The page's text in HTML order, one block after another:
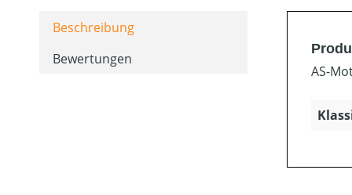
Beschreibung
Bewertungen
AS-